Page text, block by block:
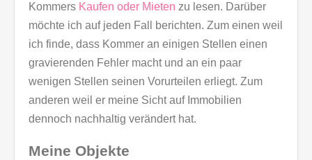
Kommers Kaufen oder Mieten zu lesen. Darüber
möchte ich auf jeden Fall berichten. Zum einen weil
ich finde, dass Kommer an einigen Stellen einen
gravierenden Fehler macht und an ein paar
wenigen Stellen seinen Vorurteilen erliegt. Zum
anderen weil er meine Sicht auf Immobilien
dennoch nachhaltig verändert hat.
Meine Objekte